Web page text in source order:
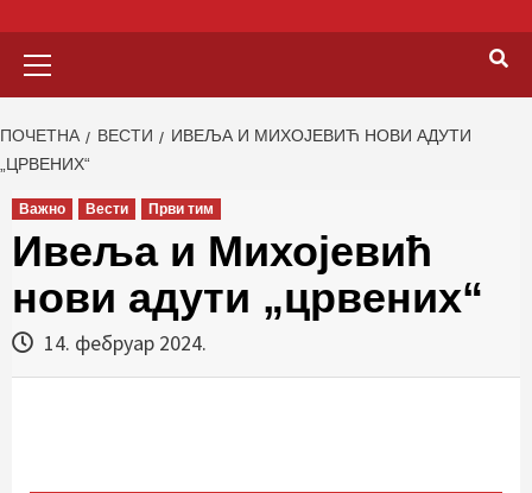
ПОЧЕТНА ВЕСТИ
ИВЕЉА И МИХОЈЕВИЋ НОВИ АДУТИ
„ЦРВЕНИХ“
Важно Вести Први тим
Ивеља и Михојевић
нови адути „црвених“
14. фебруар 2024.